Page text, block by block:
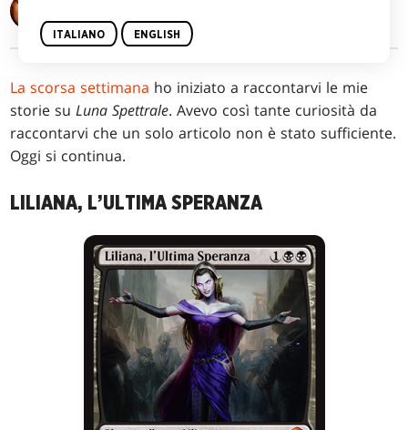
La scorsa settimana ho iniziato a raccontarvi le mie
storie suLuna Spettrale. Avevo così tante curiosità da
raccontarvi che un solo articolo non è stato sufficiente.
Oggi si continua.
LILIANA, L’ULTIMA SPERANZA
ITALIANO ENGLISH